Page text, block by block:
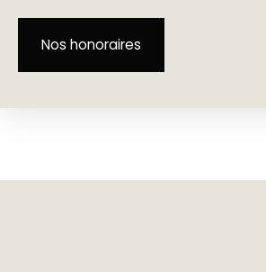
Nos honoraires